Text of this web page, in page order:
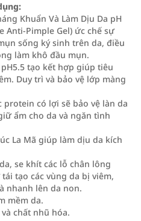
Khuẩn Và Làm Dịu Da pH
Anti-Pimple Gel) ức chế sự
sống ký sinh trên da, điều
làm khô đầu mụn.
tạo kết hợp giúp tiêu
Duy trì và bảo vệ lớp màng
protein có lợi sẽ bảo vệ làn da
ẩm cho da và ngăn tình
La Mã giúp làm dịu da kích
se khít các lỗ chân lông
tạo các vùng da bị viêm,
nhanh lên da non.
mềm da.
chất nhũ hóa.